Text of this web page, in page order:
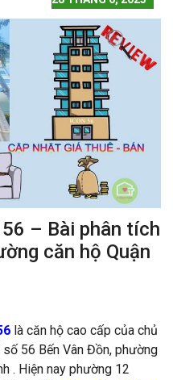
– Bài phân tích
căn hộ Quận
là căn hộ cao cấp của chủ
56 Bến Vân Đồn, phường
. Hiện nay phường 12